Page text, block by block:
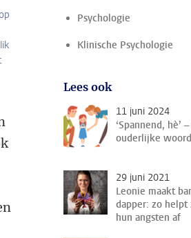
Psychologie
Klinische Psychologie
Lees ook
11 juni 2024
‘Spannend, hè’
ouderlijke
29 juni 2021
Leonie maakt
dapper: zo helpt
hun angsten af